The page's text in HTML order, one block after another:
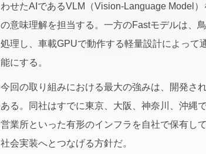
わせたAIであるVLM（Vision-Language Model
の意味理解を担当する。一方のFastモデルは、
処理し、車載GPUで動作する軽量設計によって
能にする。
今回の取り組みにおける最大の強みは、開発さ
ある。同社はすでに東京、大阪、神奈川、沖縄
営業所といった有形のインフラを自社で保有し
社会実装へとつなげる方針だ。